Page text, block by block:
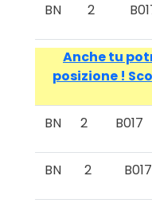
BN
2
Anche tu
posizione !
BN
2 B017
BN 2 B017